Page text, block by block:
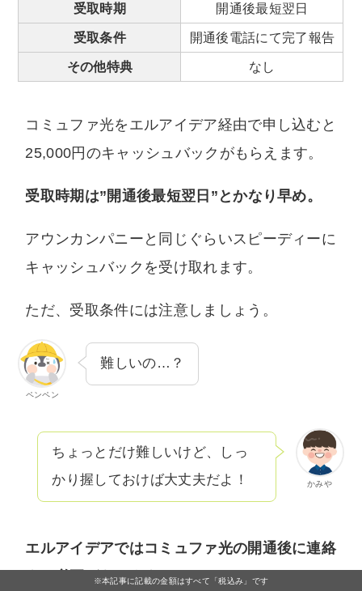
※本記事に記載の金額はすべて「税込み」です
受取時期
開通後最短翌日
受取条件
開通後電話にて完了報告
その他特典
なし
コミュファ光をエルアイデア経由で申し込むと
25,000円のキャッシュバックがもらえます。
受取時期は”開通後最短翌日”とかなり早め。
アウンカンパニーと同じぐらいスピーディーに
キャッシュバックを受け取れます。
ただ、受取条件には注意しましょう。
ペンペン
難しいの…？
かみや
ちょっとだけ難しいけど、しっ
かり握しておけば大丈夫だよ！
エルアイデアではコミュファ光の開通後に連絡
する必要があります。